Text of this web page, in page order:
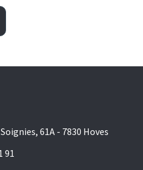
61A - 7830 Hoves
91